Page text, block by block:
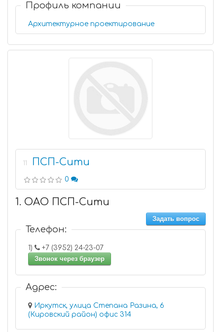
Профиль компании
Архитектурное проектирование
11 ПСП-Сити
0
1. ОАО ПСП-Сити
Задать вопрос
Телефон:
1)
+7 (3952) 24-23-07
Звонок через браузер
Адрес:
Иркутск, улица Степана Разина, 6
(Кировский район) офис 314